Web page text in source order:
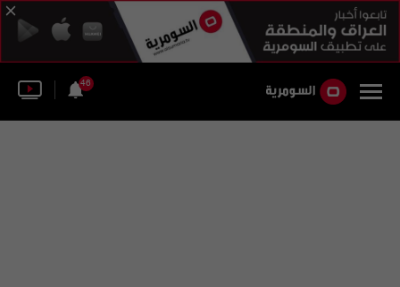
46